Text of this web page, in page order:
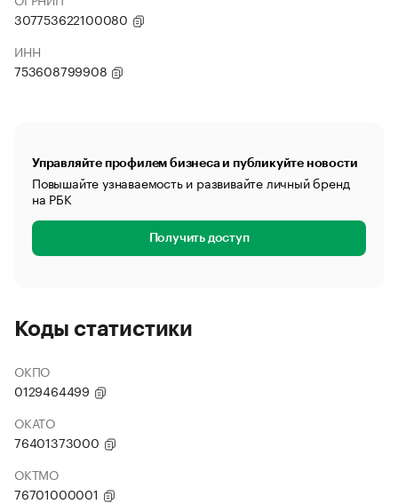
307753622100080
ИНН
753608799908
Управляйте профилем бизнеса и публикуйте новости
Повышайте узнаваемость и развивайте личный бренд
на РБК
Получить доступ
Коды статистики
ОКПО
0129464499
ОКАТО
76401373000
ОКТМО
76701000001